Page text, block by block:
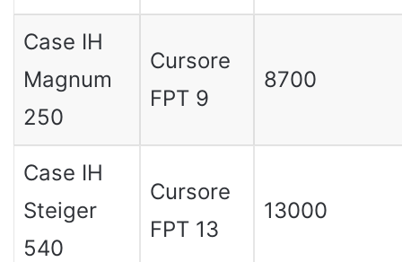
Case IH
Magnum
250
Cursore
FPT 9
8700
Case IH
Steiger
540
Cursore
FPT 13
13000